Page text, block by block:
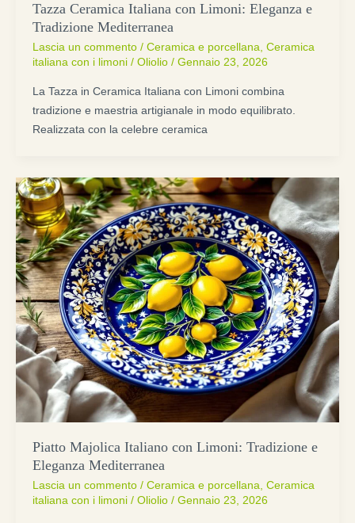
Tazza Ceramica Italiana con Limoni: Eleganza e
Tradizione Mediterranea
Lascia un commento / Ceramica e porcellana, Ceramica
italiana con i limoni/ Oliolio / Gennaio 23, 2026
La Tazza in Ceramica Italiana con Limoni combina
tradizione e maestria artigianale in modo equilibrato.
Realizzata con la celebre ceramica
Piatto Majolica Italiano con Limoni: Tradizione e
Eleganza Mediterranea
Lascia un commento / Ceramica e porcellana, Ceramica
italiana con i limoni/ Oliolio / Gennaio 23, 2026